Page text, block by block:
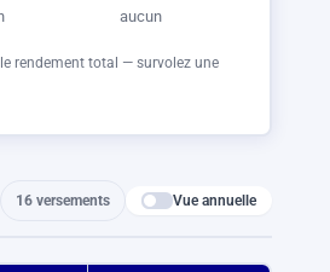
aucun
rendement total — survolez une
16 versements Vue annuelle